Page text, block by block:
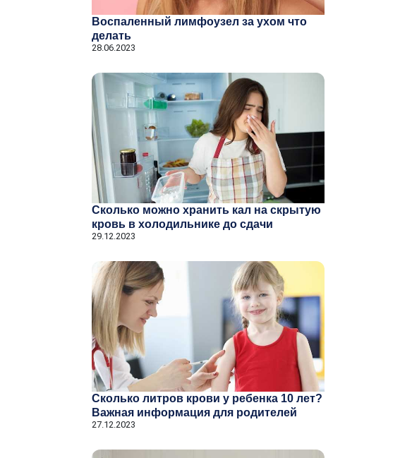
Воспаленный лимфоузел за ухом что
делать
28.06.2023
Сколько можно хранить кал на скрытую
кровь в холодильнике до сдачи
29.12.2023
Сколько литров крови у ребенка 10 лет?
Важная информация для родителей
27.12.2023